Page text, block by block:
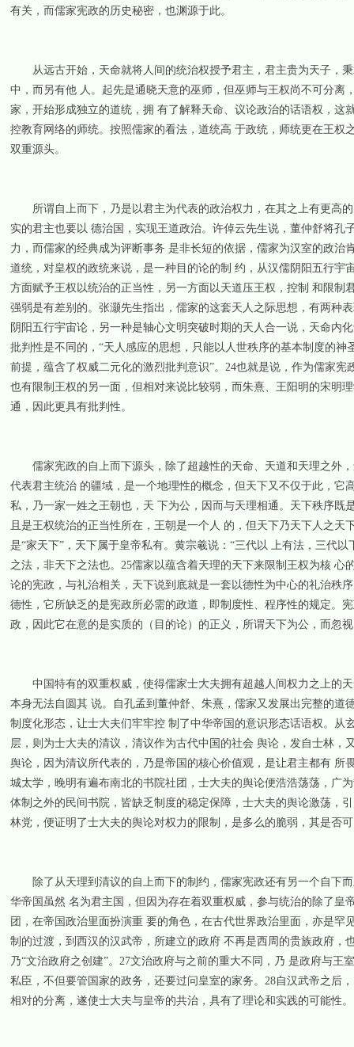
有关，而儒家宪政的历史秘密，也渊源于此。
从远古开始，天命就将人间的统治权授予君主，君主贵为天子，秉
中，而另有他 人。起先是通晓天意的巫师，但巫师与王权尚不可分
家，开始形成独立的道统，拥 有了解释天命、议论政治的话语权，
控教育网络的师统。按照儒家的看法，道统高 于政统，师统更在王
双重源头。
所谓自上而下，乃是以君主为代表的政治权力，在其之上有更高的
实的君主也要以 德治国，实现王道政治。许倬云先生说，董仲舒将
力，而儒家的经典成为评断事务 是非长短的依据，儒家为汉室的政
道统，对皇权的政统来说，是一种目的论的制 约，从汉儒阴阳五行
方面赋予王权以统治的正当性，另一方面以天道压王权，控制 和限
强弱是有差别的。张灏先生指出，儒家的这套天人之际思想，有两种
阴阳五行宇宙论，另一种是轴心文明突破时期的天人合一说，天命内
批判性是不同的，“天人感应的思想，只能以人世秩序的基本制度的
前提，蕴含了权威二元化的激烈批判意识”。24也就是说，作为儒家
也有限制王权的另一面，但相对来说比较弱，而朱熹、王阳明的宋明
通，因此更具有批判性。
儒家宪政的自上而下源头，除了超越性的天命、天道和天理之外，
代表君主统治 的疆域，是一个地理性的概念，但天下又不仅于此，
私，乃一家一姓之王朝也，天 下为公，因而与天理相通。天下秩序
且是王权统治的正当性所在，王朝是一个人 的，但天下乃天下人之天
是“家天下”，天下属于皇帝私有。黄宗羲说：“三代以 上有法，三代
之法，非天下之法也。25儒家以蕴含着天理的天下来限制王权为核
论的宪政，与礼治相关，天下说到底就是一套以德性为中心的礼治秩
德性，它所缺乏的是宪政所必需的政道，即制度性、程序性的规定。
政，因此它在意的是实质的（目的论）的正义，所谓天下为公，而忽
中国特有的双重权威，使得儒家士大夫拥有超越人间权力之上的天
本身无法自圆其 说。自孔孟到董仲舒、朱熹，儒家又发展出完整的
制度化形态，让士大夫们牢牢控 制了中华帝国的意识形态话语权。
层，则为士大夫的清议，清议作为古代中国的社会 舆论，发自士林
舆论，因为清议所代表的，乃是帝国的核心价值观，是让君主都有
城太学，晚明有遍布南北的书院社团，士大夫的舆论便浩浩荡荡，广
体制之外的民间书院，皆缺乏制度的稳定保障，士大夫的舆论激荡，
林党，便证明了士大夫的舆论对权力的限制，是多么的脆弱，其是否
除了从天理到清议的自上而下的制约，儒家宪政还有另一个自下而
华帝国虽然 名为君主国，但因为存在着双重权威，参与统治的除了
团，在帝国政治里面扮演重 要的角色，在古代世界政治里面，亦是
制的过渡，到西汉的汉武帝，所建立的政府 不再是西周的贵族政府
乃“文治政府之创建”。27文治政府与之前的重大不同，乃 是政府与
私臣，不但要管国家的政务，还要过问皇室的家务。28自汉武帝之后
相对的分离，遂使士大夫与皇帝的共治，具有了理论和实践的可能性。